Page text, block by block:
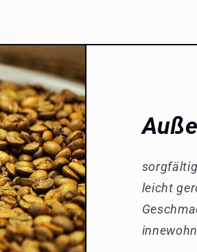
leicht